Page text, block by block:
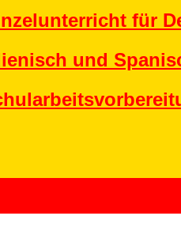
für
und